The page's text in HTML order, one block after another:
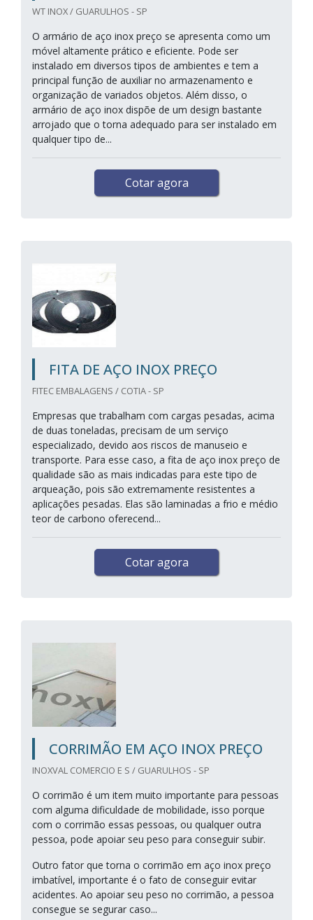
WT INOX / GUARULHOS - SP
O armário de aço inox preço se apresenta como um
móvel altamente prático e eficiente. Pode ser
instalado em diversos tipos de ambientes e tem a
principal função de auxiliar no armazenamento e
organização de variados objetos. Além disso, o
armário de aço inox dispõe de um design bastante
arrojado que o torna adequado para ser instalado em
qualquer tipo de...
Cotar agora
FITA DE AÇO INOX PREÇO
FITEC EMBALAGENS / COTIA - SP
Empresas que trabalham com cargas pesadas, acima
de duas toneladas, precisam de um serviço
especializado, devido aos riscos de manuseio e
transporte. Para esse caso, a fita de aço inox preço de
qualidade são as mais indicadas para este tipo de
arqueação, pois são extremamente resistentes a
aplicações pesadas. Elas são laminadas a frio e médio
teor de carbono oferecend...
Cotar agora
CORRIMÃO EM AÇO INOX PREÇO
INOXVAL COMERCIO E S / GUARULHOS - SP
O corrimão é um item muito importante para pessoas
com alguma dificuldade de mobilidade, isso porque
com o corrimão essas pessoas, ou qualquer outra
pessoa, pode apoiar seu peso para conseguir subir.
Outro fator que torna o corrimão em aço inox preço
imbatível, importante é o fato de conseguir evitar
acidentes. Ao apoiar seu peso no corrimão, a pessoa
consegue se segurar caso...